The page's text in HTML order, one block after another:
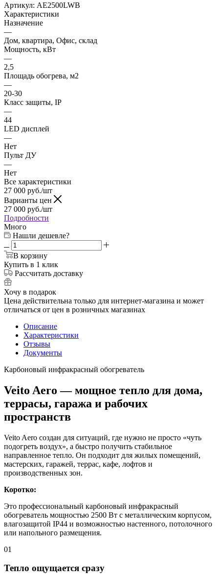
Артикул: AE2500LWB
Характеристики
Назначение
—
Дом, квартира, Офис, склад
Мощность, кВт
—
2,5
Площадь обогрева, м2
—
20-30
Класс защиты, IP
—
44
LED дисплей
—
Нет
Пульт ДУ
—
Нет
Все характеристики
27 000 руб./шт
Варианты цен
27 000 руб./шт
Подробности
Много
Нашли дешевле?
В корзину
Купить в 1 клик
Рассчитать доставку
Хочу в подарок
Цена действительна только для интернет-магазина и может
отличаться от цен в розничных магазинах
Описание
Характеристики
Отзывы
Документы
Карбоновый инфракрасный обогреватель
Veito Aero — мощное тепло для дома,
террасы, гаража и рабочих
пространств
Veito Aero создан для ситуаций, где нужно не просто «чуть
подогреть воздух», а быстро получить стабильное
направленное тепло. Он подходит для жилых помещений,
мастерских, гаражей, террас, кафе, лофтов и
производственных зон.
Коротко:
Это профессиональный карбоновый инфракрасный
обогреватель мощностью 2500 Вт с металлическим корпусом,
влагозащитой IP44 и возможностью настенного, потолочного
или напольного размещения.
01
Тепло ощущается сразу